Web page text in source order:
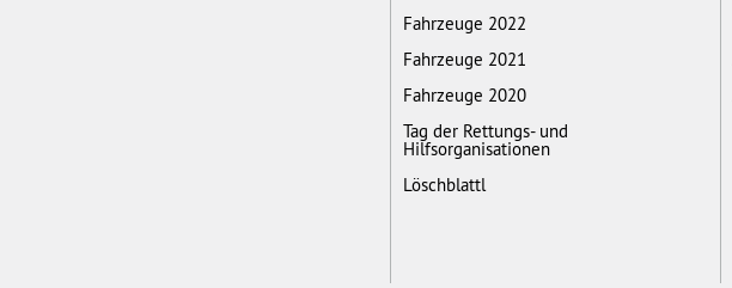
Fahrzeuge 2022
Fahrzeuge 2021
Fahrzeuge 2020
Tag der Rettungs- und
Hilfsorganisationen
Löschblattl